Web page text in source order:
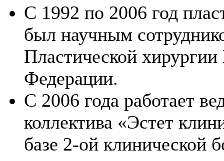
С 1992 по 2006 год
был научным
Пластической
Федерации.
С 2006 года работает
коллектива «Эстет
базе 2-ой